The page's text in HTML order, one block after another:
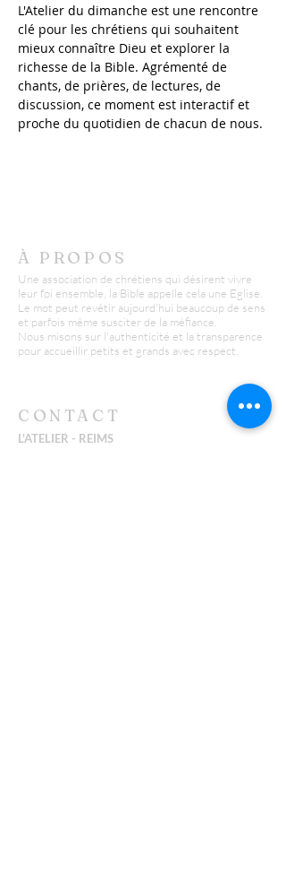
L'Atelier du dimanche est une rencontre
clé pour les chrétiens qui souhaitent
mieux connaître Dieu et explorer la
richesse de la Bible. Agrémenté de
chants, de prières, de lectures, de
discussion, ce moment est interactif et
proche du quotidien de chacun de nous.
À PROPOS
Une association de chrétiens qui désirent vivre
leur foi ensemble, la Bible appelle cela une Eglise.
Le mot peut revêtir aujourd'hui beaucoup de sens
et parfois même susciter de la méfiance.
Nous misons sur l'authenticité et la transparence
pour accueillir petits et grands avec respect.
CONTACT
L'ATELIER - REIMS